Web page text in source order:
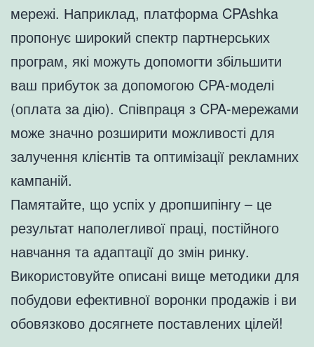
мережі. Наприклад, платформа CPAshka
пропонує широкий спектр партнерських
програм, які можуть допомогти збільшити
ваш прибуток за допомогою CPA-моделі
(оплата за дію). Співпраця з CPA-мережами
може значно розширити можливості для
залучення клієнтів та оптимізації рекламних
кампаній.
Памятайте, що успіх у дропшипінгу – це
результат наполегливої праці, постійного
навчання та адаптації до змін ринку.
Використовуйте описані вище методики для
побудови ефективної воронки продажів і ви
обовязково досягнете поставлених цілей!